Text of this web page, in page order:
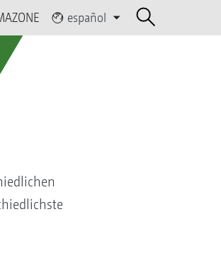
español